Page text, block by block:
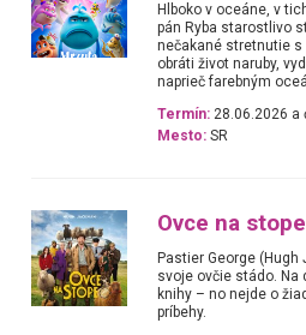
Hlboko v oceáne, v
pán Ryba starostlivo
nečakané stretnutie s
obráti život naruby,
naprieč farebným
Termín: 28.06.2026 a
Mesto: SR
Ovce na stope
Pastier George
svoje ovčie stádo. Na
knihy – no nejde o
príbehy.